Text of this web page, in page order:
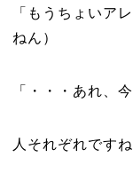
「もうちょいア
ねん）
「・・・あれ、
人それぞれですね